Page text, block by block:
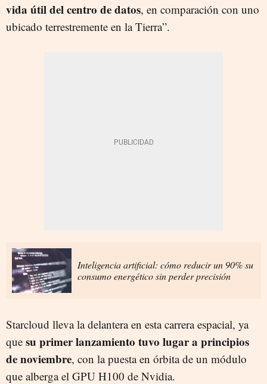
vida útil del centro de datos, en comparación con uno
ubicado terrestremente en la Tierra”.
Inteligencia artificial: cómo reducir un 90% su
consumo energético sin perder precisión
Starcloud lleva la delantera en esta carrera espacial, ya
que su primer lanzamiento tuvo lugar a principios
de noviembre, con la puesta en órbita de un módulo
que alberga el GPU H100 de Nvidia.